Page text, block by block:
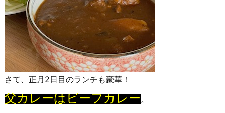
さて、正月2日目のランチも豪華！
父カレーはビーフカレー。